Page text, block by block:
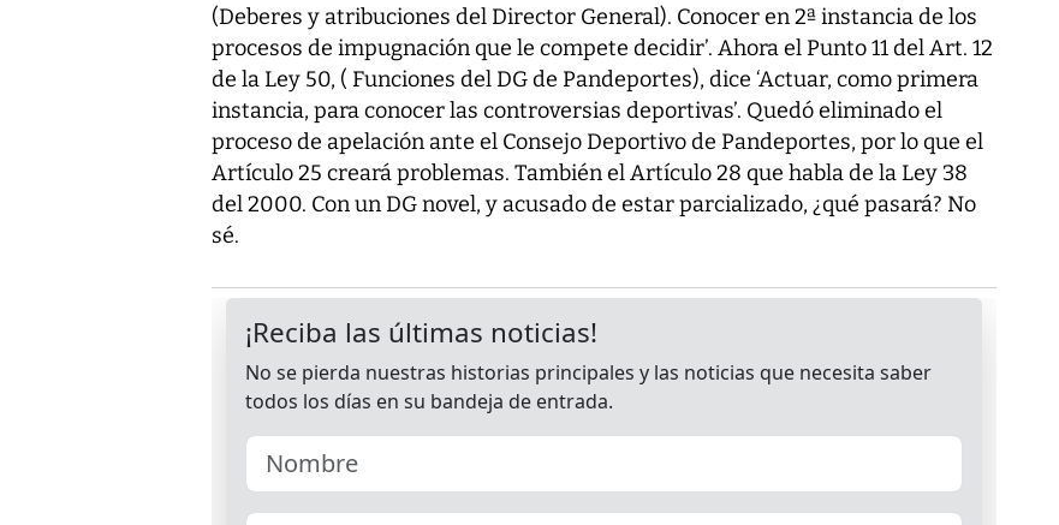
(Deberes y atribuciones del Director General). Conocer en 2ª instancia de los
procesos de impugnación que le compete decidir’. Ahora el Punto 11 del Art. 12
de la Ley 50, ( Funciones del DG de Pandeportes), dice ‘Actuar, como primera
instancia, para conocer las controversias deportivas’. Quedó eliminado el
proceso de apelación ante el Consejo Deportivo de Pandeportes, por lo que el
Artículo 25 creará problemas. También el Artículo 28 que habla de la Ley 38
del 2000. Con un DG novel, y acusado de estar parcializado, ¿qué pasará? No
sé.